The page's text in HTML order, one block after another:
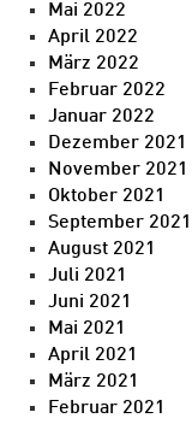
Mai 2022
April 2022
März 2022
Februar 2022
Januar 2022
Dezember 2021
November 2021
Oktober 2021
September 2021
August 2021
Juli 2021
Juni 2021
Mai 2021
April 2021
März 2021
Februar 2021